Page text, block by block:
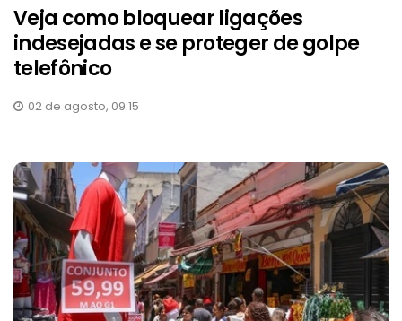
Veja como bloquear ligações
indesejadas e se proteger de golpe
telefônico
02 de agosto, 09:15